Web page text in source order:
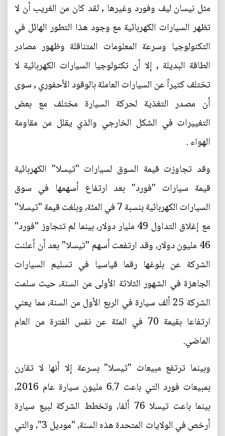
مثل نيسان ليف وفورد وغيرها , لقد كان من الغريب أن لا
تظهر السيارات الكهربائية مع وجود هذا التطور الهائل في
التكنولوجيا وسرعة المعلومات المتناقلة وظهور مصادر
الطاقة البديلة , إلا أن تكنولوجيا السيارات الكهربائية لا
تختلف كثيراً عن السيارات العاملة بالوقود الأحفوري , سوى
أن مصدر التغذية لحركة السيارة مختلف مع بعض
التغييرات في الشكل الخارجي والذي يقلل من مقاومة
الهواء .
وقد تجاوزت قيمة السوق لسيارات "تيسلا" الكهربائية
قيمة سيارات "فورد" بعد ارتفاع أسهمها في سوق
السيارات الكهربائية بنسبة 7 في المئة، وبلغت قيمة "تيسلا"
مع إغلاق التداول 49 مليار دولار، بينما لم تتجاوز "فورد"
46 مليون دولار، وقد ارتفعت أسهم "تيسلا" بعد أن أعلنت
الشركة عن بلوغها رقما قياسيا في تسليم السيارات
الجاهزة في الشهور الثلاثة الأولى من السنة، حيث سلمت
الشركة 25 ألف سيارة في الربع الأول من السنة، مما يعني
ارتفاعا بقيمة 70 في المئة عن نفس الفترة من العام
الماضي.
وبينما ترتفع مبيعات "تيسلا" بسرعة إلا أنها لا تقارن
بمبيعات فورد التي باعت 6.7 مليون سيارة عام 2016،
بينما باعت تيسلا 76 ألفا، وتخطط الشركة لبيع سيارة
أرخص في الولايات المتحدة هذه السنة، "موديل 3"، والتي